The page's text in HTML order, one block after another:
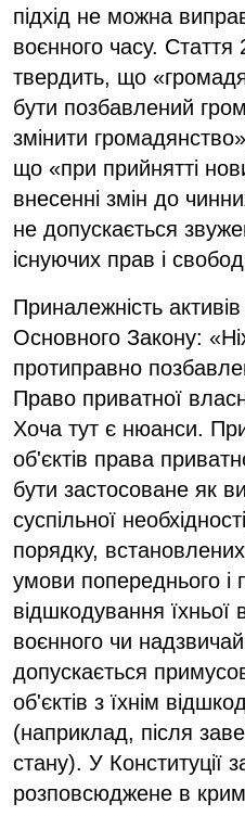
підхід не можна
воєнного часу. Стаття
твердить, що
бути позбавлений
змінити
що «при прийнятті
внесенні змін до
не допускається
існуючих прав і
Приналежність
Основного Закону:
протиправно
Право приватної
Хоча тут є нюанси.
об'єктів права
бути застосоване як
суспільної
порядку,
умови попереднього і
відшкодування їхньої
воєнного чи
допускається
об'єктів з їхнім
(наприклад, після
стану). У Конституції
розповсюджене в